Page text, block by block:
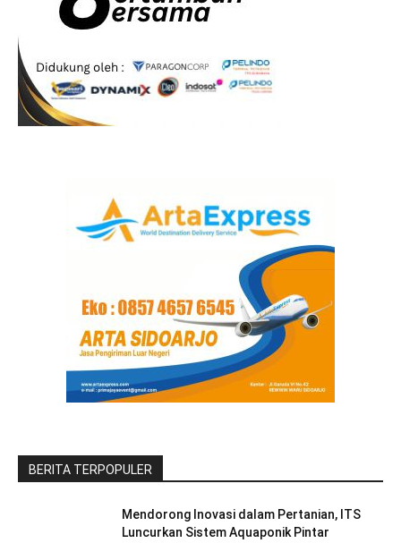
BERITA TERPOPULER
Mendorong Inovasi dalam Pertanian, ITS
Luncurkan Sistem Aquaponik Pintar